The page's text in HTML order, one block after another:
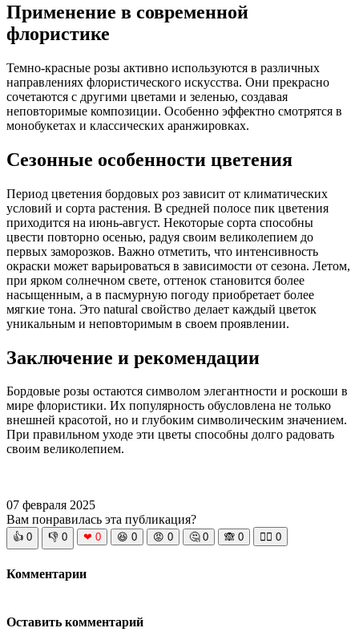
Применение в современной
флористике
Темно-красные розы активно используются в различных
направлениях флористического искусства. Они прекрасно
сочетаются с другими цветами и зеленью, создавая
неповторимые композиции. Особенно эффектно смотрятся в
монобукетах и классических аранжировках.
Сезонные особенности цветения
Период цветения бордовых роз зависит от климатических
условий и сорта растения. В средней полосе пик цветения
приходится на июнь-август. Некоторые сорта способны
цвести повторно осенью, радуя своим великолепием до
первых заморозков. Важно отметить, что интенсивность
окраски может варьироваться в зависимости от сезона. Летом,
при ярком солнечном свете, оттенок становится более
насыщенным, а в пасмурную погоду приобретает более
мягкие тона. Это natural свойство делает каждый цветок
уникальным и неповторимым в своем проявлении.
Заключение и рекомендации
Бордовые розы остаются символом элегантности и роскоши в
мире флористики. Их популярность обусловлена не только
внешней красотой, но и глубоким символическим значением.
При правильном уходе эти цветы способны долго радовать
своим великолепием.
07 февраля 2025
Вам понравилась эта публикация?
👍 0 👎 0 ❤ 0 😆 0 😡 0 🤔 0 🙈 0 🧘‍♀️ 0
Комментарии
Оставить комментарий